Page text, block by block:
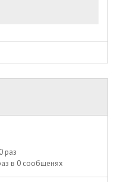
0 раз
в 0 сообщенях